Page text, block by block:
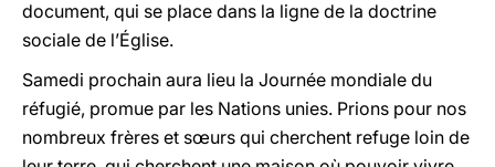
document, qui se place dans la ligne de la doctrine
sociale de l’Église.
Samedi prochain aura lieu la Journée mondiale du
réfugié, promue par les Nations unies. Prions pour nos
nombreux frères et sœurs qui cherchent refuge loin de